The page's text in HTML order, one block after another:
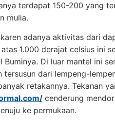
terdapat 150-200 yang
mulia.
adanya aktivitas dari
1.000 derajat celsius ini
Di luar mantel ini
tersusun dari lempeng-
retakannya. Tekanan
cenderung
ke permukaan.